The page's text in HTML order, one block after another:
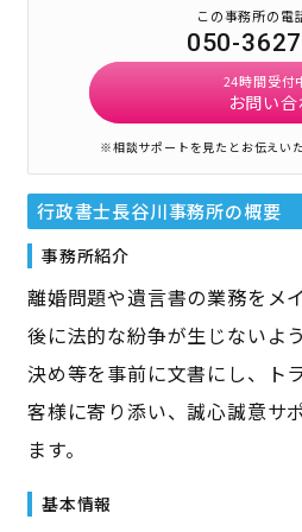
この事務所の電
050-
24時間受付
お問い
※相談サポートを見たとお伝えい
行政書士長谷川事務所の概要
事務所紹介
離婚問題や遺言書の業務をメ
後に法的な紛争が生じないよ
決め等を事前に文書にし、ト
客様に寄り添い、誠心誠意サ
ます。
基本情報